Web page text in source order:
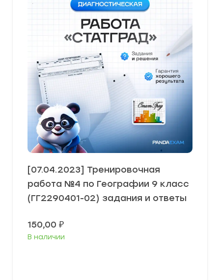
[07.04.2023] Тренировочная
работа №4 по Географии 9 класс
(ГГ2290401-02) задания и ответы
150,00 ₽
В наличии